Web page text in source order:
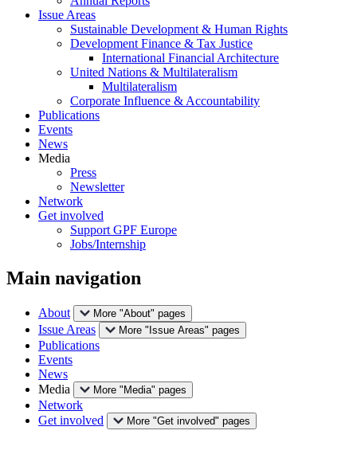
Issue Areas
Sustainable Development & Human Rights
Development Finance & Tax Justice
International Financial Architecture
United Nations & Multilateralism
Multilateralism
Corporate Influence & Accountability
Publications
Events
News
Media
Press
Newsletter
Network
Get involved
Support GPF Europe
Jobs/Internship
Main navigation
About More "About" pages
Issue Areas More "Issue Areas" pages
Publications
Events
News
Media
More "Media" pages
Network
Get involved
More "Get involved" pages